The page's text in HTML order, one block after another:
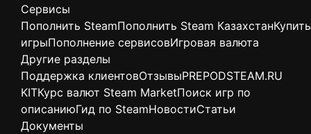
Сервисы
Пополнить SteamПополнить Steam КазахстанКупить
игрыПополнение сервисовИгровая валюта
Другие разделы
Поддержка клиентовОтзывыPREPODSTEAM.RU
KITКурс валют Steam MarketПоиск игр по
описаниюГид по SteamНовостиСтатьи
Документы